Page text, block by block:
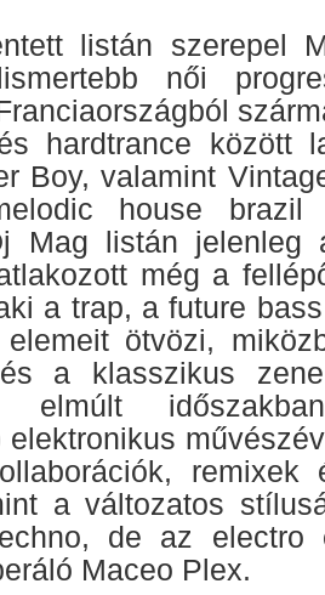
listán szerepel
női
hardtrance között
Boy, valamint
house brazil
Mag listán jelenleg
még a
a trap, a future
ötvözi,
a klasszikus
elektronikus
a változatos
de az electro
Maceo Plex.